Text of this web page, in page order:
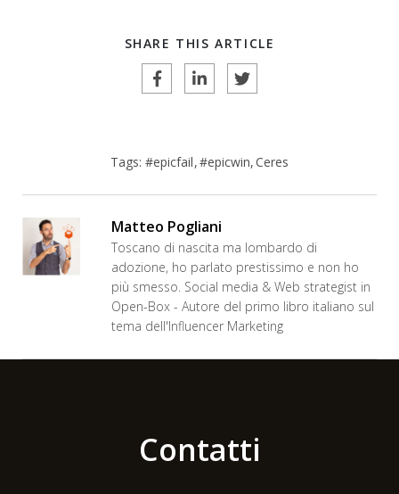
SHARE THIS ARTICLE
Tags: #epicfail #epicwin Ceres
Matteo Pogliani
Toscano di nascita ma lombardo di
adozione, ho parlato prestissimo e non ho
più smesso. Social media & Web strategist in
Open-Box - Autore del primo libro italiano sul
tema dell'Influencer Marketing
Contatti